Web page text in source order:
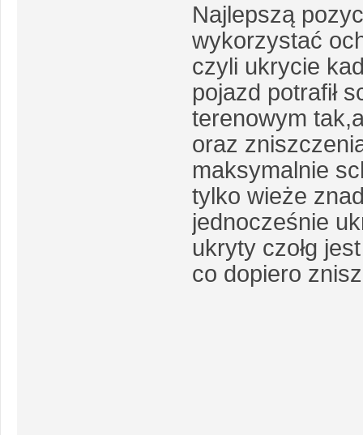
Najlepszą
wykorzystać
czyli ukrycie
pojazd potrafił
terenowym
oraz
maksymalnie
tylko wieże
jednocześnie
ukryty czołg
co dopiero